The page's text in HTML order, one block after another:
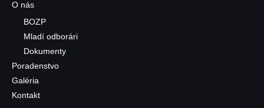
O nás
BOZP
Mladí odborári
Dokumenty
Poradenstvo
Galéria
Kontakt